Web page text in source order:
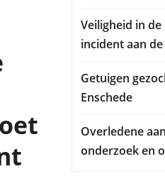
Veiligheid in
incident aan
Getuigen
Enschede
Overledene
onderzoek en